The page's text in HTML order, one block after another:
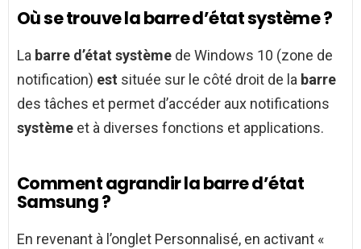
Où se trouve la barre d’état système ?
La barre d’état système de Windows 10 (zone de
notification) est située sur le côté droit de la barre
des tâches et permet d’accéder aux notifications
système et à diverses fonctions et applications.
Comment agrandir la barre d’état
Samsung ?
En revenant à l’onglet Personnalisé, en activant «